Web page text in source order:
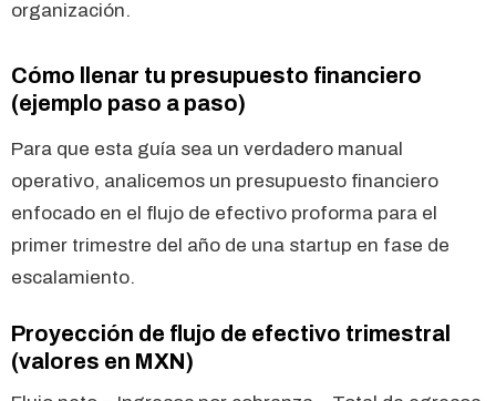
organización.
Cómo llenar tu presupuesto financiero
(ejemplo paso a paso)
Para que esta guía sea un verdadero manual
operativo, analicemos un presupuesto financiero
enfocado en el flujo de efectivo proforma para el
primer trimestre del año de una startup en fase de
escalamiento.
Proyección de flujo de efectivo trimestral
(valores en MXN)